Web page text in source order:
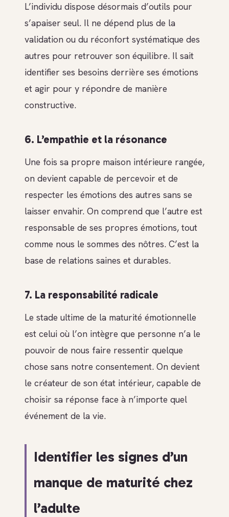
L’individu dispose désormais d’outils pour
s’apaiser seul. Il ne dépend plus de la
validation ou du réconfort systématique des
autres pour retrouver son équilibre. Il sait
identifier ses besoins derrière ses émotions
et agir pour y répondre de manière
constructive.
6. L’empathie et la résonance
Une fois sa propre maison intérieure rangée,
on devient capable de percevoir et de
respecter les émotions des autres sans se
laisser envahir. On comprend que l’autre est
responsable de ses propres émotions, tout
comme nous le sommes des nôtres. C’est la
base de relations saines et durables.
7. La responsabilité radicale
Le stade ultime de la maturité émotionnelle
est celui où l’on intègre que personne n’a le
pouvoir de nous faire ressentir quelque
chose sans notre consentement. On devient
le créateur de son état intérieur, capable de
choisir sa réponse face à n’importe quel
événement de la vie.
Identifier les signes d’un
manque de maturité chez
l’adulte